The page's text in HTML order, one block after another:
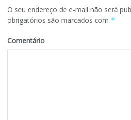
O seu endereço de e-mail não será
obrigatórios são marcados com *
Comentário